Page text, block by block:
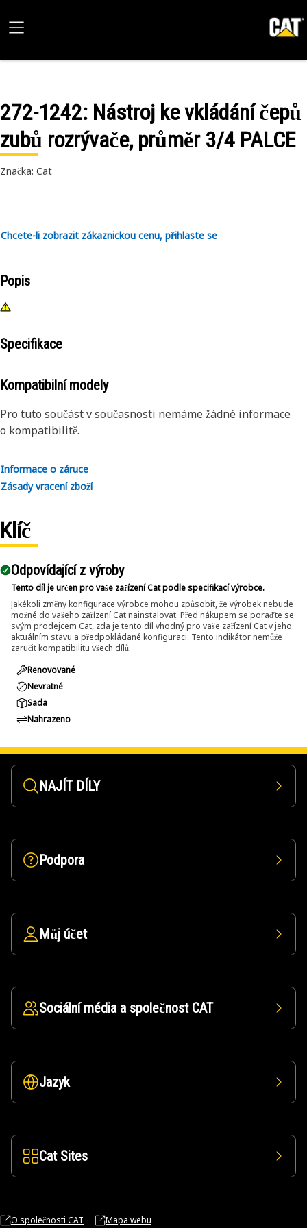
272-1242: Nástroj ke vkládání čepů
zubů rozrývače, průměr 3/4 PALCE
Značka: Cat
Chcete-li zobrazit zákaznickou cenu, přihlaste se
Popis
Specifikace
Kompatibilní modely
Pro tuto součást v současnosti nemáme žádné informace
o kompatibilitě.
Informace o záruce
Zásady vracení zboží
Klíč
Odpovídající z výroby
Tento díl je určen pro vaše zařízení Cat podle specifikací výrobce.
Jakékoli změny konfigurace výrobce mohou způsobit, že výrobek nebude
možné do vašeho zařízení Cat nainstalovat. Před nákupem se poraďte se
svým prodejcem Cat, zda je tento díl vhodný pro vaše zařízení Cat v jeho
aktuálním stavu a předpokládané konfiguraci. Tento indikátor nemůže
zaručit kompatibilitu všech dílů.
Renovované
Nevratné
Sada
Nahrazeno
NAJÍT DÍLY
Podpora
Můj účet
Sociální média a společnost CAT
Jazyk
Cat Sites
O společnosti CAT Mapa webu